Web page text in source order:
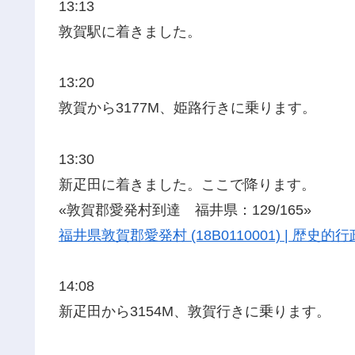
13:13
敦賀駅に着きました。
13:20
敦賀から3177M、姫路行きに乗ります。
13:30
新疋田に着きました。ここで降ります。
«敦賀郡愛発村到達 福井県：129/165»
福井県敦賀郡愛発村 (18B0110001) | 歴史的行
14:08
新疋田から3154M、敦賀行きに乗ります。